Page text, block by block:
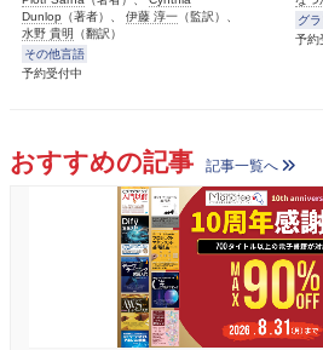
Dunlop （著者）、 伊藤 淳一 （監訳）、
水野 貴明 （翻訳）
その他言語
予約受付中
グ
予約
おすすめの記事 記事一覧へ